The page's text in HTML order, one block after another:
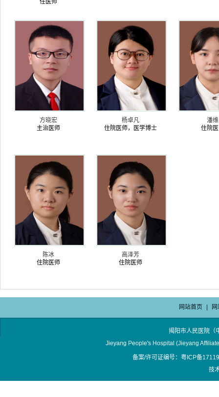
任医师
方晓宏
主治医师
杨卓凡
住院医师，医学博士
潘维
住院
陈冰
住院医师
高泽芳
住院医师
网站首页
揭阳市人民医院
Jieyang People's Hospital (Jieyang
备案/许可证编号：粤ICP备
技